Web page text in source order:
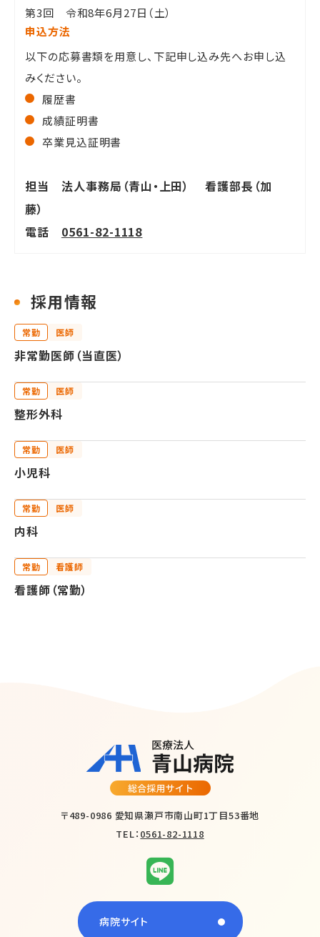
第3回 令和8年6月27日（土）
申込方法
以下の応募書類を用意し、下記申し込み先へお申し込
みください。
履歴書
成績証明書
卒業見込証明書
担当 法人事務局（青山・上田） 看護部長（加
藤）
電話 0561-82-1118
採用情報
常勤 医師
非常勤医師（当直医）
常勤 医師
整形外科
常勤 医師
小児科
常勤 医師
内科
常勤 看護師
看護師（常勤）
〒489-0986 愛知県瀬戸市南山町1丁目53番地
TEL： 0561-82-1118
病院サイト